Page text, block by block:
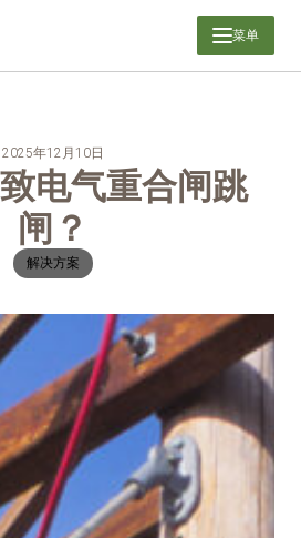
菜单
2025年12月10日
电气重合闸跳
闸？
解决方案